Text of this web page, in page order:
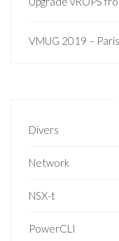
VMUG 2019 – Paris
Divers
Network
NSX-t
PowerCLI